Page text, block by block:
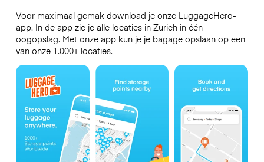
Voor maximaal gemak download je onze LuggageHero-
app. In de app zie je alle locaties in Zurich in één
oogopslag. Met onze app kun je je bagage opslaan op een
van onze 1.000+ locaties.